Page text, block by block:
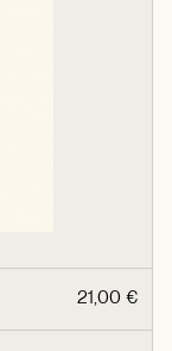
21,00 €